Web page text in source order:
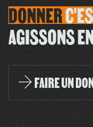
DONNER
AGISSONS
FAIRE UN